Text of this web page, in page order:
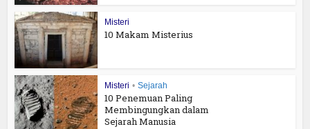
Misteri
10 Makam Misterius
Misteri • Sejarah
10 Penemuan Paling
Membingungkan dalam
Sejarah Manusia